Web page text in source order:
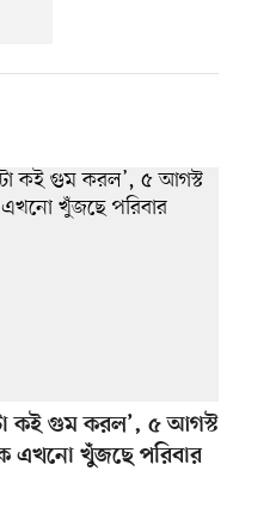
কই গুম করল’, ৫ আগস্ট
এখনো খুঁজছে পরিবার